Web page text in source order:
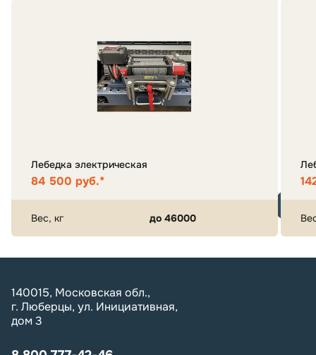
Лебедка электрическая
84 500 руб.*
Вес, кг до 46000
140015, Московская обл.,
г. Люберцы, ул. Инициативная,
дом 3